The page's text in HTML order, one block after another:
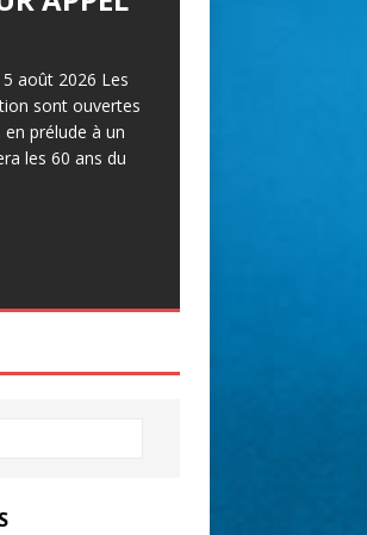
août 2026 Les
sont ouvertes
en prélude à un
les 60 ans du